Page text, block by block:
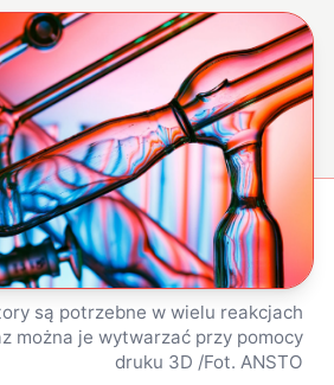
są potrzebne w wielu reakcjach
można je wytwarzać przy pomocy
druku 3D /Fot. ANSTO